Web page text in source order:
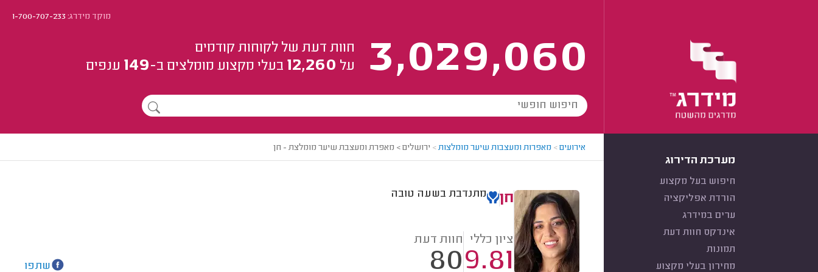
מוקד מידרג:1-700-707-233
3,029,060
חוות דעת של לקוחות קודמים
על 12,260 בעלי מקצוע מומלצים ב-149 ענפים
מערכת הדירוג
חיפוש בעל מקצוע
הורדת אפליקציה
ערים במידרג
אינדקס חוות דעת
תמונות
מחירון בעלי מקצוע
אירועים> מאפרות ומעצבות שיער מומלצות> ירושלים > מאפרת ומעצבת שיער מומלצת - חן
חן מתנדבת בשעה טובה
ציון כללי
9.81
חוות דעת
80 שתפו